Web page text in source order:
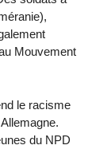
Mouvement
le racisme
du NPD